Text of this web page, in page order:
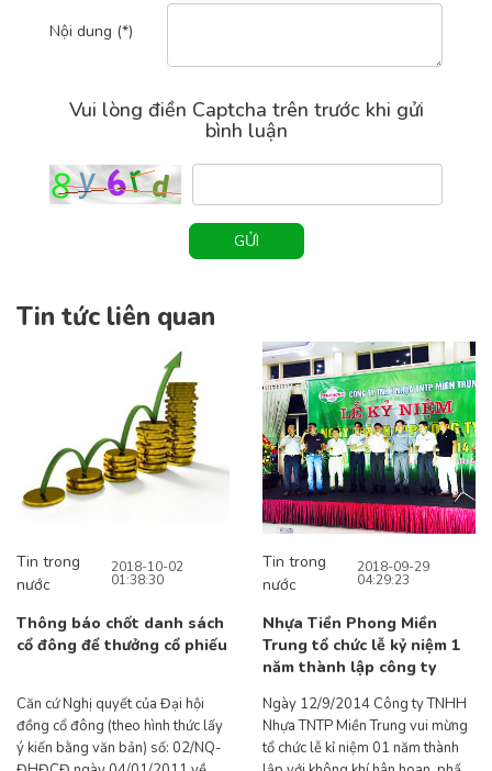
Nội dung (*)
Vui lòng điền Captcha trên trước khi gửi
bình luận
GỬI
Tin tức liên quan
Tin trong
nước
2018-10-02
01:38:30
Thông báo chốt danh sách
cổ đông để thưởng cổ phiếu
Căn cứ Nghị quyết của Đại hội
đồng cổ đông (theo hình thức lấy
ý kiến bằng văn bản) số: 02/NQ-
Tin trong
nước
2018-09-29
04:29:23
Nhựa Tiền Phong Miền
Trung tổ chức lễ kỷ niệm 1
năm thành lập công ty
Ngày 12/9/2014 Công ty TNHH
Nhựa TNTP Miền Trung vui mừng
tổ chức lễ kỉ niệm 01 năm thành